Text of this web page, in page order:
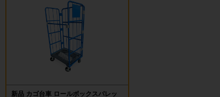
新品 カゴ台車 ロールボックスパレッ